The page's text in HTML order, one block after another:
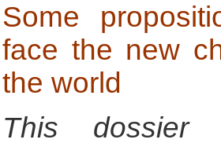
Some
face the new
the world
This dossier